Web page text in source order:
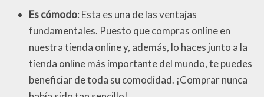
Es cómodo: Esta es una de las ventajas
fundamentales. Puesto que compras online en
nuestra tienda online y, además, lo haces junto a la
tienda online más importante del mundo, te puedes
beneficiar de toda su comodidad. ¡Comprar nunca